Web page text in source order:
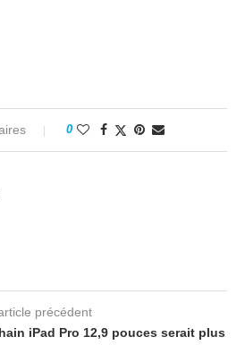
0
précédent
iPad Pro 12,9 pouces serait plus